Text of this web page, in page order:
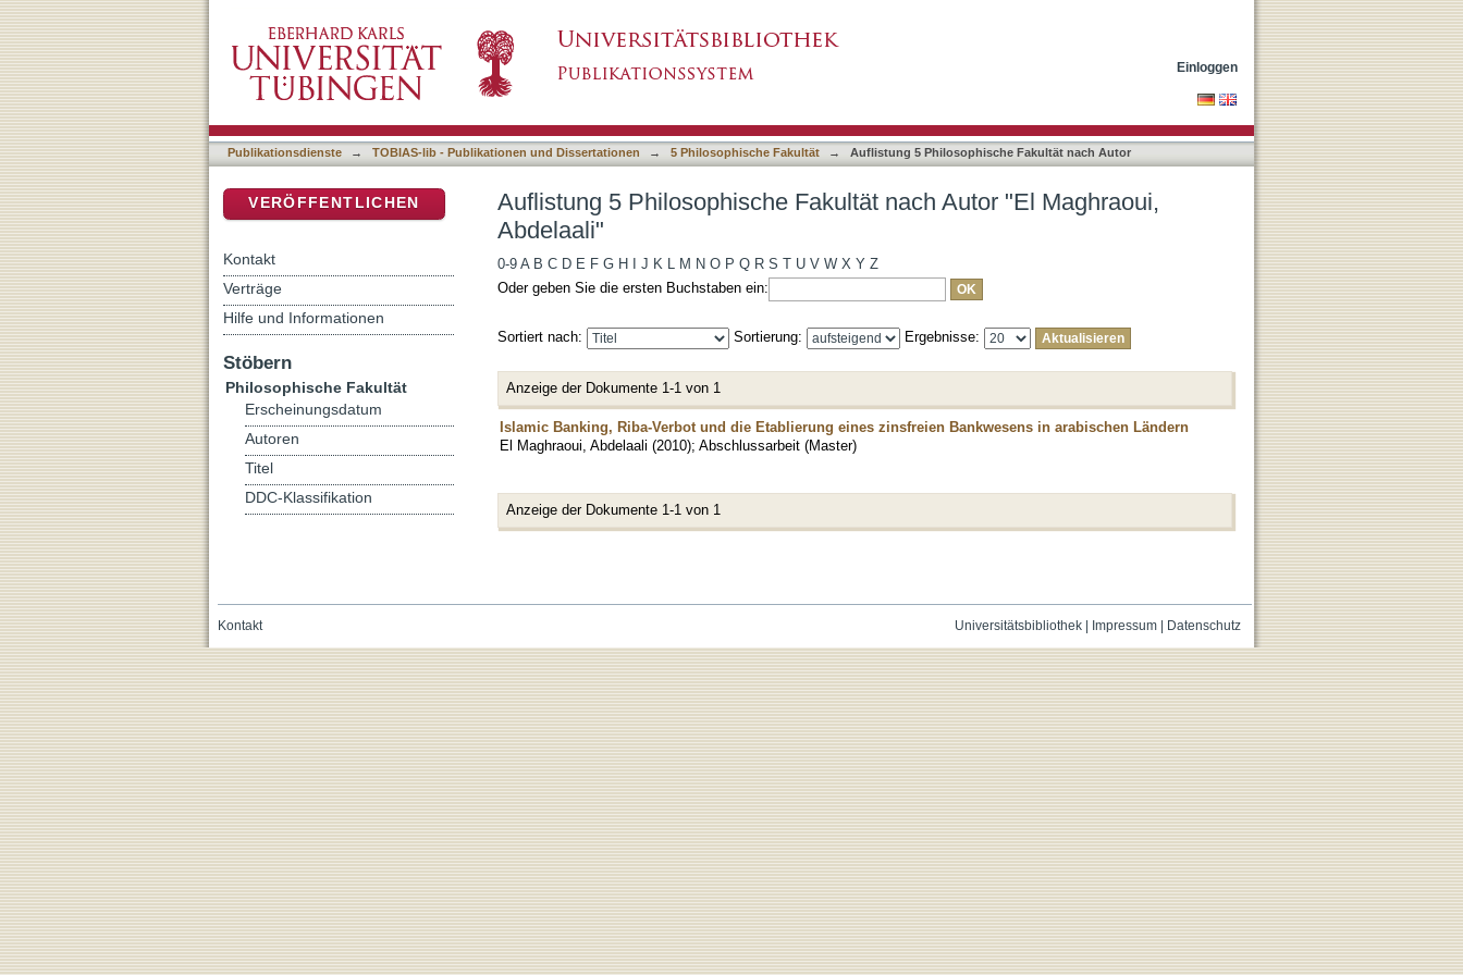
Einloggen
Publikationsdienste → TOBIAS-lib - Publikationen und Dissertationen → 5 Philosophische Fakultät → Auflistung 5 Philosophische Fakultät nach Autor
Auflistung 5 Philosophische Fakultät nach Autor "El Maghraoui,
Abdelaali"
0-9 A B C D E F G H J K L M N O P Q R S T U V W X Y Z
Oder geben Sie die ersten Buchstaben ein:
Sortiert nach: Sortierung: Ergebnisse:
Anzeige der Dokumente 1-1 von 1
Islamic Banking, Riba-Verbot und die Etablierung eines zinsfreien Bankwesens in arabischen Ländern
El Maghraoui, Abdelaali (2010); Abschlussarbeit (Master)
Anzeige der Dokumente 1-1 von 1
VERÖFFENTLICHEN
Kontakt
Verträge
Hilfe und Informationen
Stöbern
Philosophische Fakultät
Erscheinungsdatum
Autoren
Titel
DDC-Klassifikation
Universitätsbibliothek| Impressum| Datenschutz
Kontakt